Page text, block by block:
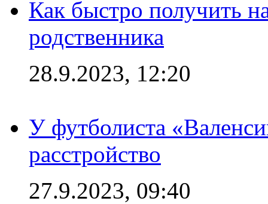
Как быстро получить
родственника
28.9.2023, 12:20
У футболиста
расстройство
27.9.2023, 09:40